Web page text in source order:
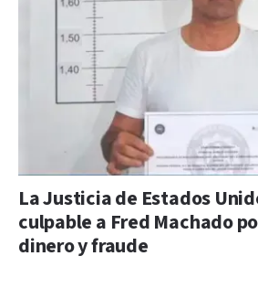
La Justicia de Estados
culpable a Fred Machado
dinero y fraude